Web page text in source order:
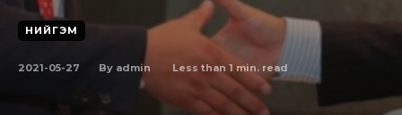
НИЙГЭМ
2021-05-27 By admin Less than 1 min. read